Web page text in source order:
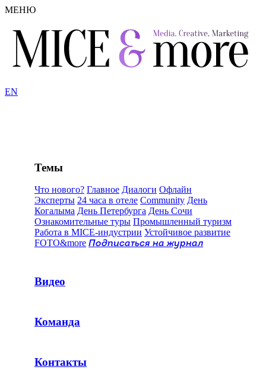
МЕНЮ
EN
Темы
Что нового? Главное Диалоги Офлайн
Эксперты 24 часа в отеле Community День
Когалыма День Петербурга День Сочи
Ознакомительные туры Промышленный туризм
Работа в MICE-индустрии Устойчивое развитие
FOTO&more Подписаться на журнал
Видео
Команда
Контакты